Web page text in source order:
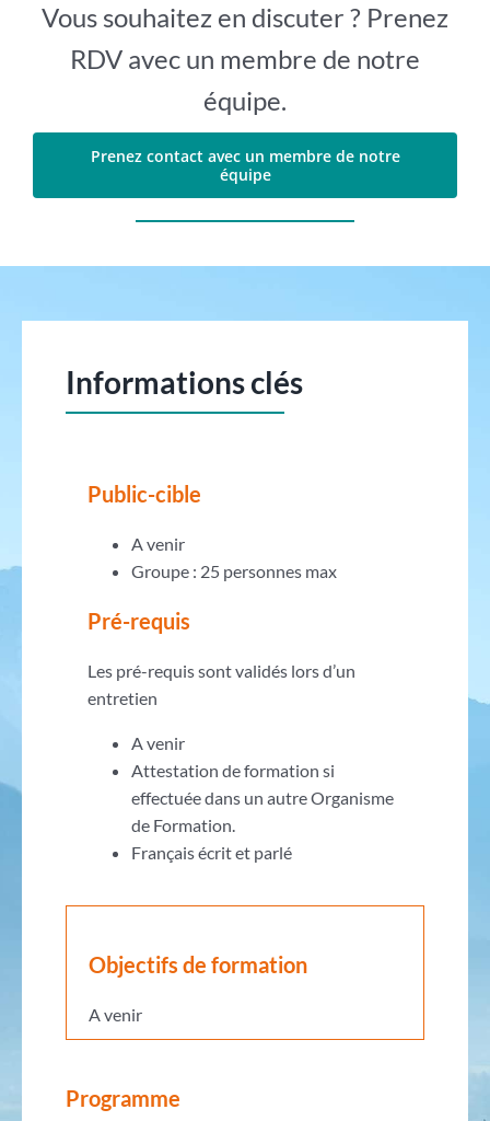
Vous souhaitez en discuter ? Prenez
RDV avec un membre de notre
équipe.
Prenez contact avec un membre de notre
équipe
Informations clés
Public-cible
A venir
Groupe : 25 personnes max
Pré-requis
Les pré-requis sont validés lors d’un
entretien
A venir
Attestation de formation si
effectuée dans un autre Organisme
de Formation.
Français écrit et parlé
Objectifs de formation
A venir
Programme